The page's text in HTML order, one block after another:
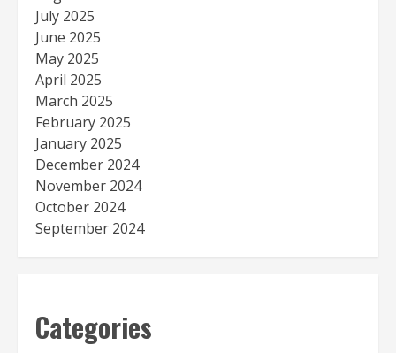
July 2025
June 2025
May 2025
April 2025
March 2025
February 2025
January 2025
December 2024
November 2024
October 2024
September 2024
Categories